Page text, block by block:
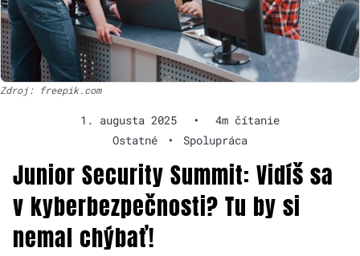
Zdroj: freepik.com
1. augusta 2025 •
4m čítanie
Ostatné
• Spolupráca
Junior Security Summit: Vidíš sa
v kyberbezpečnosti? Tu by si
nemal chýbať!